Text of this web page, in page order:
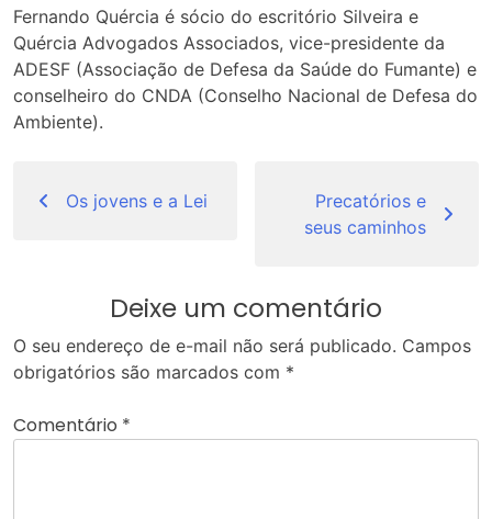
Fernando Quércia é sócio do escritório Silveira e
Quércia Advogados Associados, vice-presidente da
ADESF (Associação de Defesa da Saúde do Fumante) e
conselheiro do CNDA (Conselho Nacional de Defesa do
Ambiente).
de
Os jovens e a Lei
Precatórios e
seus caminhos
Deixe um comentário
O seu endereço de e-mail não será publicado. Campos
obrigatórios são marcados com *
Comentário *